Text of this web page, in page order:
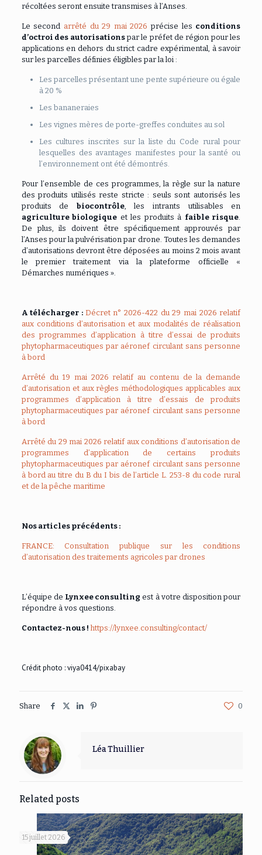
récoltées seront ensuite transmises à l’Anses.
Le second arrêté du 29 mai 2026 précise les conditions
d’octroi des autorisationspar le préfet de région pour les
applications en dehors du strict cadre expérimental, à savoir
sur les parcelles définies éligibles par la loi :
Les parcelles présentant une pente supérieure ou égale
à 20 %
Les bananeraies
Les vignes mères de porte-greffes conduites au sol
Les cultures inscrites sur la liste du Code rural pour
lesquelles des avantages manifestes pour la santé ou
l’environnement ont été démontrés.
Pour l’ensemble de ces programmes, la règle sur la nature
des produits utilisés reste stricte : seuls sont autorisés les
produits de biocontrôle, les intrants utilisables en
agriculture biologique et les produits à faible risque
De plus, ils doivent être spécifiquement approuvés par
l’Anses pour la pulvérisation par drone. Toutes les demandes
d’autorisations devront être déposées au moins 2 mois avant
le premier traitement via la plateforme officielle «
Démarches numériques ».
A télécharger : Décret n° 2026-422 du 29 mai 2026 relatif
aux conditions d’autorisation et aux modalités de réalisation
des programmes d’application à titre d’essai de produits
phytopharmaceutiques par aéronef circulant sans personne
à bord
Arrêté du 19 mai 2026 relatif au contenu de la demande
d’autorisation et aux règles méthodologiques applicables aux
programmes d’application à titre d’essais de produits
phytopharmaceutiques par aéronef circulant sans personne
à bord
Arrêté du 29 mai 2026 relatif aux conditions d’autorisation de
programmes d’application de certains produits
phytopharmaceutiques par aéronef circulant sans personne
à bord au titre du B du I bis de l’article L. 253-8 du code rural
et de la pêche maritime
Nos articles précédents :
FRANCE: Consultation publique sur les conditions
d’autorisation des traitements agricoles par drones
L’équipe de Lynxee consulting est à votre disposition pour
répondre à vos questions.
Contactez-nous ! https://lynxee.consulting/contact/
Crédit photo :viya0414/pixabay
Share 0
Léa Thuillier
Related posts
15 juillet 2026